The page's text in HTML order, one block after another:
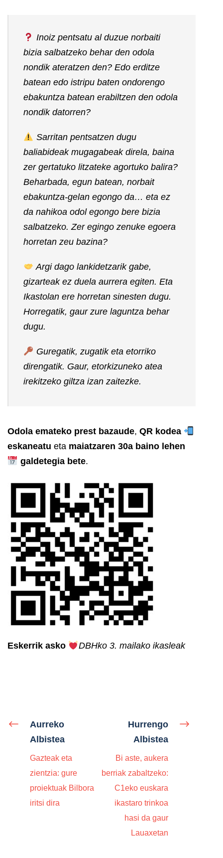
Inoiz pentsatu al duzue norbaiti
bizia salbatzeko behar den odola
nondik ateratzen den? Edo erditze
batean edo istripu baten ondorengo
ebakuntza batean erabiltzen den odola
nondik datorren?
Sarritan pentsatzen dugu
baliabideak mugagabeak direla, baina
zer gertatuko litzateke agortuko balira?
Beharbada, egun batean, norbait
ebakuntza-gelan egongo da… eta ez
da nahikoa odol egongo bere bizia
salbatzeko. Zer egingo zenuke egoera
horretan zeu bazina?
Argi dago lankidetzarik gabe,
gizarteak ez duela aurrera egiten. Eta
Ikastolan ere horretan sinesten dugu.
Horregatik, gaur zure laguntza behar
dugu.
Guregatik, zugatik eta etorriko
direngatik. Gaur, etorkizuneko atea
irekitzeko giltza izan zaitezke.
Odola emateko prest bazaude, QR kodea
eskaneatu eta maiatzaren 30a baino lehen
galdetegia bete.
Eskerrik asko DBHko 3. mailako ikasleak
Aurreko
Albistea
Gazteak eta
zientzia: gure
proiektuak Bilbora
iritsi dira
Hurrengo
Albistea
Bi aste, aukera
berriak zabaltzeko:
C1eko euskara
ikastaro trinkoa
hasi da gaur
Lauaxetan